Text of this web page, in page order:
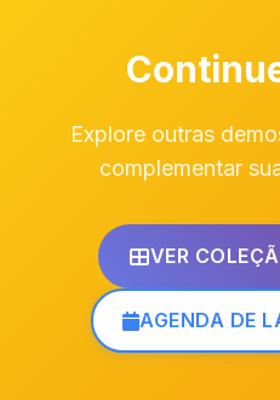
Explore outras
complementar
VER
AGENDA DE